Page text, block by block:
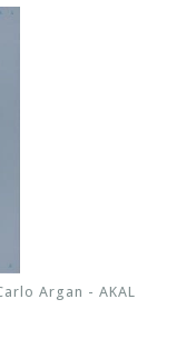
Argan - AKAL